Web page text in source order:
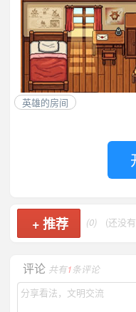
英雄的房间
+推荐 (0) (还没
评论 共有1条评论